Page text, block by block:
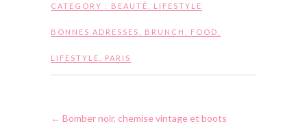
CATEGORY : BEAUTÉ LIFESTYLE
BONNES ADRESSES BRUNCH FOOD
LIFESTYLE PARIS
← Bomber noir, chemise vintage et boots